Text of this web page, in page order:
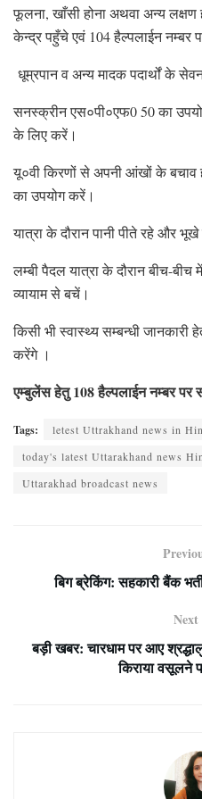
फूलना, खाँसी होना अथवा अन्य
केन्द्र पहुँचे एवं 104 हैल्पलाईन नम्बर
धूम्रपान व अन्य मादक पदार्थों के
सनस्क्रीन एस०पी०एफ0 50 का
के लिए करें।
यू०वी किरणों से अपनी आंखों के
का उपयोग करें।
यात्रा के दौरान पानी पीते रहे और
लम्बी पैदल यात्रा के दौरान बीच-बीच
व्यायाम से बचें।
किसी भी स्वास्थ्य सम्बन्धी जानकारी
करेंगे ।
एम्बुलेंस हेतु 108 हैल्पलाईन नम्बर पर
Tags:
letest Uttrakhand news in
today's latest Uttarakhand news
Uttarakhad broadcast news
बिग ब्रेकिंग: सहकारी बैंक
Next
बड़ी खबर: चारधाम पर आए
किराया वसूलने